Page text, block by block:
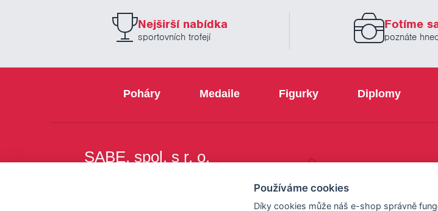
Nejširší nabídka
sportovních trofejí
Fotíme
poznáte
Poháry Medaile Figurky Diplomy
SABE, spol. s r. o.
Používáme cookies
Díky cookies může náš e-shop správně